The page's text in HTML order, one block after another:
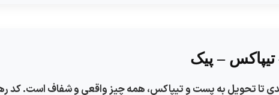
– پیک
تا تحویل به پست و تیپاکس، همه چیز واقعی و شفاف است. کد